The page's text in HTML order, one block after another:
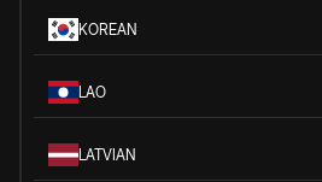
KOREAN
LAO
LATVIAN